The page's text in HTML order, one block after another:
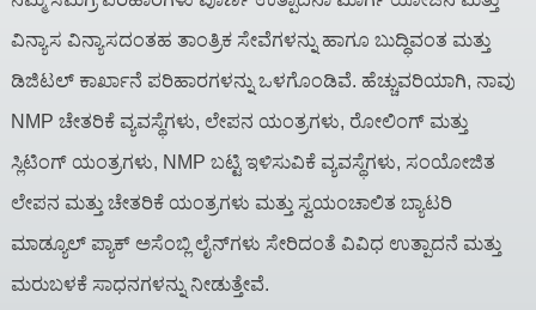
ವಿನ್ಯಾಸ ವಿನ್ಯಾಸದಂತಹ ತಾಂತ್ರಿಕ ಸೇವೆಗಳನ್ನು ಹಾಗೂ ಬುದ್ಧಿವಂತ ಮತ್ತು
ಡಿಜಿಟಲ್ ಕಾರ್ಖಾನೆ ಪರಿಹಾರಗಳನ್ನು ಒಳಗೊಂಡಿವೆ. ಹೆಚ್ಚುವರಿಯಾಗಿ, ನಾವು
NMP ಚೇತರಿಕೆ ವ್ಯವಸ್ಥೆಗಳು, ಲೇಪನ ಯಂತ್ರಗಳು, ರೋಲಿಂಗ್ ಮತ್ತು
ಸ್ಲಿಟಿಂಗ್ ಯಂತ್ರಗಳು, NMP ಬಟ್ಟಿ ಇಳಿಸುವಿಕೆ ವ್ಯವಸ್ಥೆಗಳು, ಸಂಯೋಜಿತ
ಲೇಪನ ಮತ್ತು ಚೇತರಿಕೆ ಯಂತ್ರಗಳು ಮತ್ತು ಸ್ವಯಂಚಾಲಿತ ಬ್ಯಾಟರಿ
ಮಾಡ್ಯೂಲ್ ಪ್ಯಾಕ್ ಅಸೆಂಬ್ಲಿ ಲೈನ್‌ಗಳು ಸೇರಿದಂತೆ ವಿವಿಧ ಉತ್ಪಾದನೆ ಮತ್ತು
ಮರುಬಳಕೆ ಸಾಧನಗಳನ್ನು ನೀಡುತ್ತೇವೆ.